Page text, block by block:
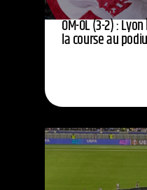
OM-OL (3-2) :
la course au